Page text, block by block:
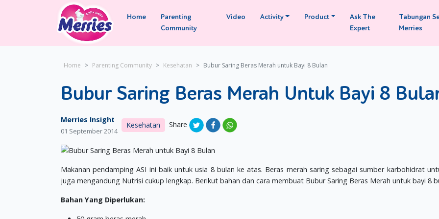
Home
Parenting
Community
Video Activity Product
Ask The
Expert
Tabungan
Merries
Home Parenting Community Kesehatan Bubur Saring Beras Merah untuk Bayi 8 Bulan
Bubur Saring Beras Merah Untuk Bayi 8
Merries Insight
01 September 2014
Kesehatan Share
Makanan pendamping ASI ini baik untuk usia 8 bulan ke atas. Beras merah saring sebagai sumber karbohidrat
juga mengandung Nutrisi cukup lengkap. Berikut bahan dan cara membuat Bubur Saring Beras Merah untuk bayi 8
Bahan Yang Diperlukan: